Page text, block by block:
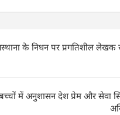
itt
er
k
e
dI
n
ai
l
ar
e
के निधन पर प्रगतिशील
में अनुशासन देश प्रेम और सेवा